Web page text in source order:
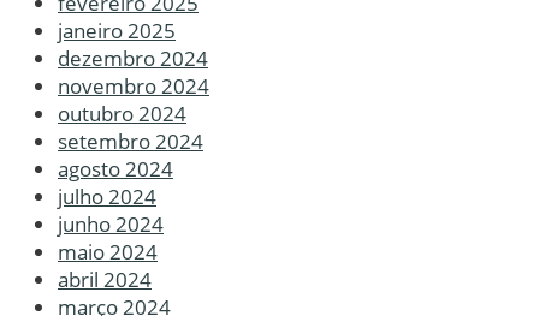
janeiro 2025
dezembro 2024
novembro 2024
outubro 2024
setembro 2024
agosto 2024
julho 2024
junho 2024
maio 2024
abril 2024
março 2024